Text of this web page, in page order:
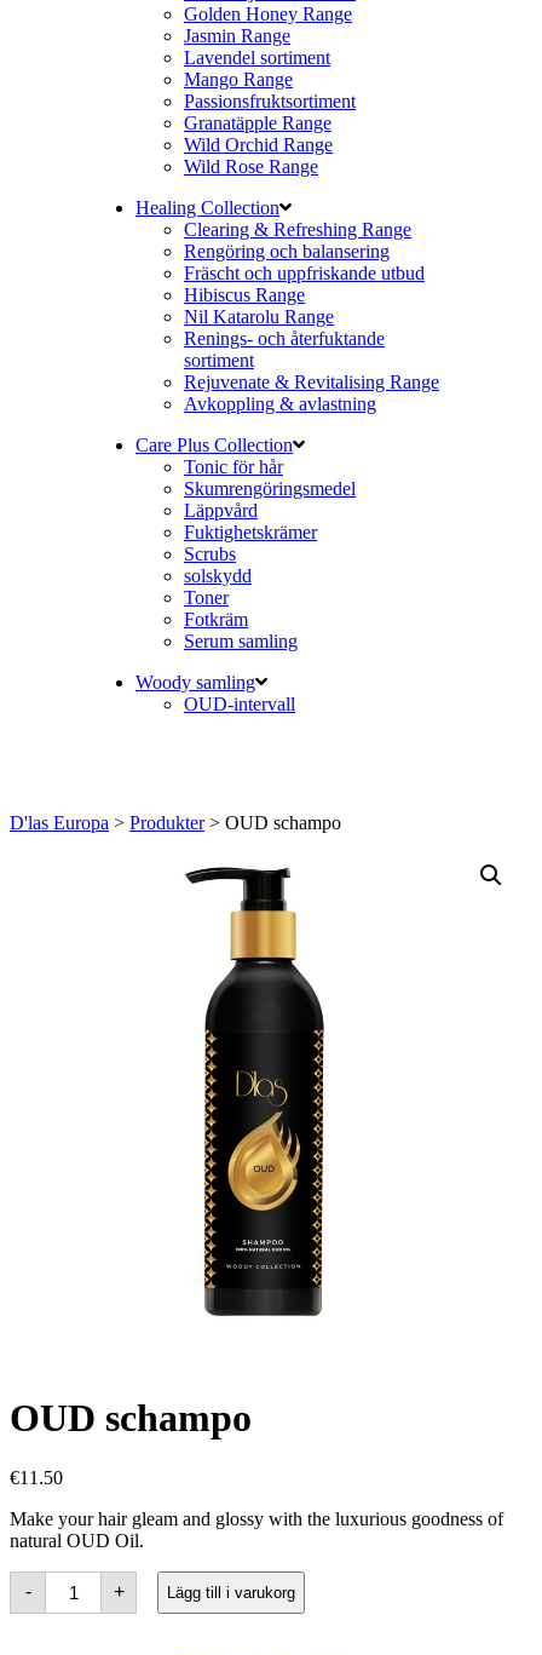
Golden Honey Range
Jasmin Range
Lavendel sortiment
Mango Range
Passionsfruktsortiment
Granatäpple Range
Wild Orchid Range
Wild Rose Range
Healing Collection
Clearing & Refreshing Range
Rengöring och balansering
Fräscht och uppfriskande utbud
Hibiscus Range
Nil Katarolu Range
Renings- och återfuktande
sortiment
Rejuvenate & Revitalising Range
Avkoppling & avlastning
Care Plus Collection
Tonic för hår
Skumrengöringsmedel
Läppvård
Fuktighetskrämer
Scrubs
solskydd
Toner
Fotkräm
Serum samling
Woody samling
OUD-intervall
D'las Europa > Produkter> OUD schampo
OUD schampo
€11.50
Make your hair gleam and glossy with the luxurious goodness of
natural OUD Oil.
-
OUD
Shampoo
mängd
+ Lägg till i varukorg